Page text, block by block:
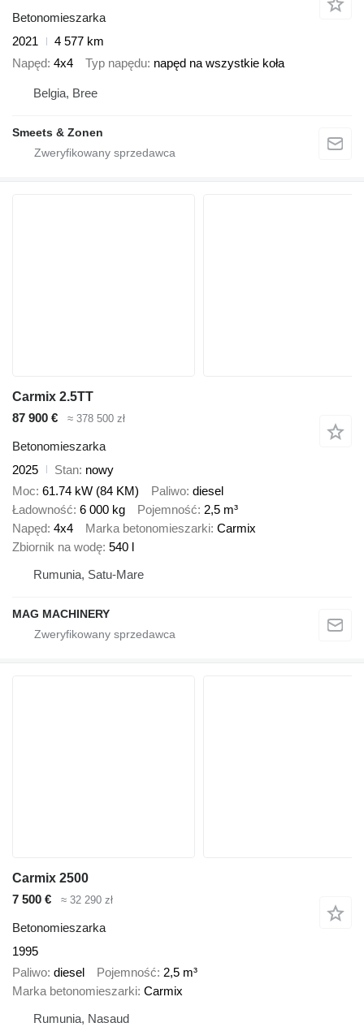
Betonomieszarka
2021
4 577 km
Napęd 4x4 Typ napędu napęd na wszystkie koła
Belgia, Bree
Smeets & Zonen
Carmix 2.5TT
87 900 €
≈ 378 500 zł
Betonomieszarka
2025
Stan nowy
Moc 61.74 kW (84 KM) Paliwo diesel
Ładowność 6 000 kg Pojemność 2,5 m³
Napęd 4x4 Marka betonomieszarki Carmix
Zbiornik na wodę 540 l
Rumunia, Satu-Mare
MAG MACHINERY
Carmix 2500
7 500 €
≈ 32 290 zł
Betonomieszarka
1995
Paliwo diesel Pojemność 2,5 m³
Marka betonomieszarki Carmix
Rumunia, Nasaud